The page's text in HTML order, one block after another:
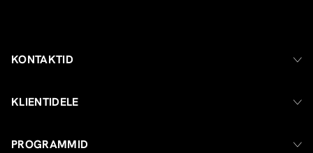
KONTAKTID
KLIENTIDELE
PROGRAMMID